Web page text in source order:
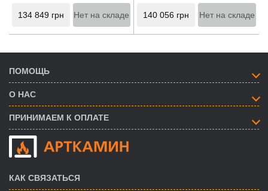
134 849 грн Нет на складе 140 056 грн Нет на складе
ПОМОЩЬ
О НАС
ПРИНИМАЕМ К ОПЛАТЕ
КАК СВЯЗАТЬСЯ